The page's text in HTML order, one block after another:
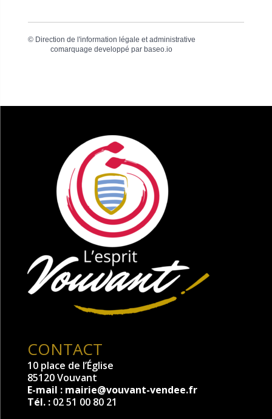
© Direction de l'information légale et administrative
comarquage developpé par baseo.io
CONTACT
10 place de l’Église
85120 Vouvant
E-mail : mairie@vouvant-vendee.fr
Tél. : 02 51 00 80 21